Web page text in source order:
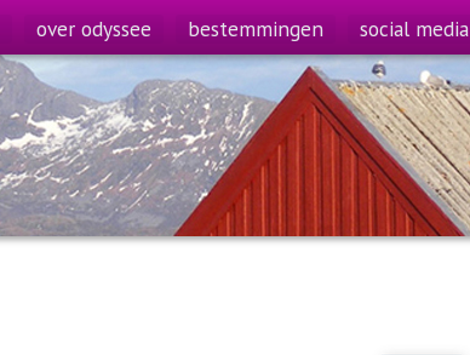
over odyssee bestemmingen social media